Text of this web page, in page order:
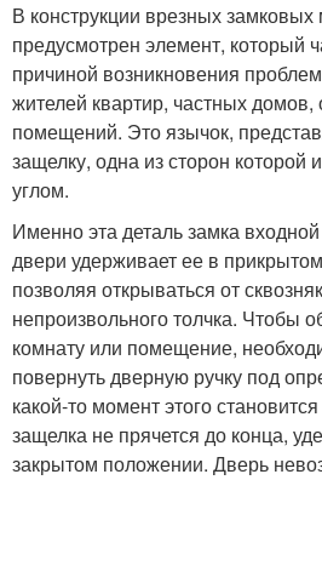
В конструкции врезных
предусмотрен элемент, который
причиной возникновения
жителей квартир, частных домов,
помещений. Это язычок,
защелку, одна из сторон которой
углом.
Именно эта деталь замка
двери удерживает ее в
позволяя открываться от
непроизвольного толчка. Чтобы
комнату или помещение,
повернуть дверную ручку под
какой-то момент этого
защелка не прячется до конца,
закрытом положении. Дверь